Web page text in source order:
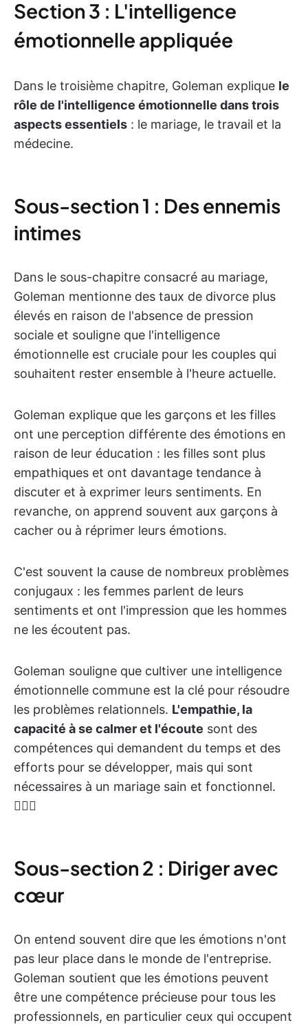
Section 3 : L'intelligence
émotionnelle appliquée
Dans le troisième chapitre, Goleman explique le
rôle de l'intelligence émotionnelle dans trois
aspects essentiels : le mariage, le travail et la
médecine.
Sous-section 1 : Des ennemis
intimes
Dans le sous-chapitre consacré au mariage,
Goleman mentionne des taux de divorce plus
élevés en raison de l'absence de pression
sociale et souligne que l'intelligence
émotionnelle est cruciale pour les couples qui
souhaitent rester ensemble à l'heure actuelle.
Goleman explique que les garçons et les filles
ont une perception différente des émotions en
raison de leur éducation : les filles sont plus
empathiques et ont davantage tendance à
discuter et à exprimer leurs sentiments. En
revanche, on apprend souvent aux garçons à
cacher ou à réprimer leurs émotions.
C'est souvent la cause de nombreux problèmes
conjugaux : les femmes parlent de leurs
sentiments et ont l'impression que les hommes
ne les écoutent pas.
Goleman souligne que cultiver une intelligence
émotionnelle commune est la clé pour résoudre
les problèmes relationnels. L'empathie, la
capacité à se calmer et l'écoute sont des
compétences qui demandent du temps et des
efforts pour se développer, mais qui sont
nécessaires à un mariage sain et fonctionnel.
👩‍❤️‍👨
Sous-section 2 : Diriger avec
cœur
On entend souvent dire que les émotions n'ont
pas leur place dans le monde de l'entreprise.
Goleman soutient que les émotions peuvent
être une compétence précieuse pour tous les
professionnels, en particulier ceux qui occupent